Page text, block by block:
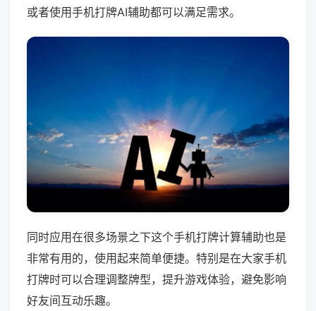
或者使用手机打牌AI辅助都可以满足需求。
同时应用在很多场景之下这个手机打牌计算辅助也是
非常有用的，使用起来简单便捷。特别是在大家手机
打牌时可以合理调整牌型，提升游戏体验，避免影响
好友间互动乐趣。